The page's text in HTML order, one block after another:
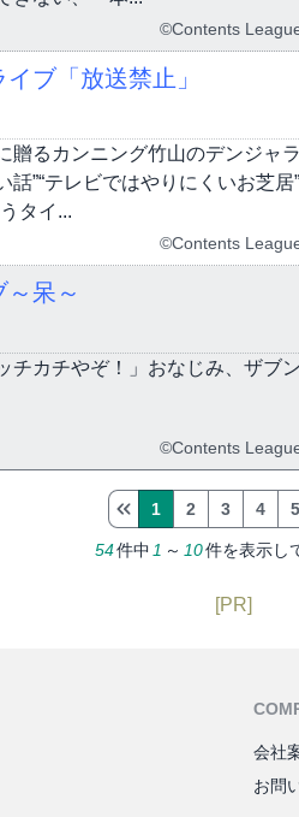
©Contents
ブ「放送禁止」
贈るカンニング竹山のデンジャ
”“テレビではやりにくいお芝
タイ...
©Contents
呆～
チカチやぞ！」おなじみ、ザブ
©Contents
54件中 1 ～ 10件を表示し
1 2 3 4 5
[PR]
会社
お問